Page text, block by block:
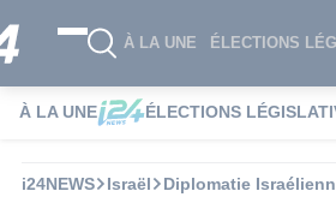
À LA UNE ÉLECTIONS
À LA UNE ÉLECTIONS
i24NEWS Israël Diplomatie